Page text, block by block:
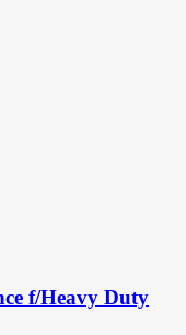
f/Heavy Duty